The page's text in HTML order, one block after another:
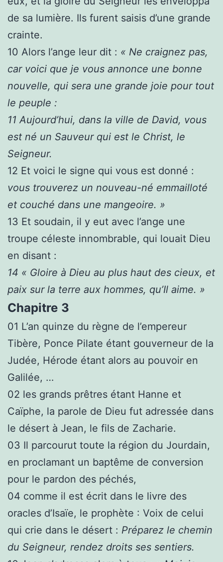
de sa lumière. Ils furent saisis d’une grande
crainte.
10 Alors l’ange leur dit : « Ne craignez pas,
car voici que je vous annonce une bonne
nouvelle, qui sera une grande joie pour tout
le peuple :
11 Aujourd’hui, dans la ville de David, vous
est né un Sauveur qui est le Christ, le
Seigneur.
12 Et voici le signe qui vous est donné :
vous trouverez un nouveau-né emmailloté
et couché dans une mangeoire. »
13 Et soudain, il y eut avec l’ange une
troupe céleste innombrable, qui louait Dieu
en disant :
14 « Gloire à Dieu au plus haut des cieux, et
paix sur la terre aux hommes, qu’Il aime. »
Chapitre 3
01 L’an quinze du règne de l’empereur
Tibère, Ponce Pilate étant gouverneur de la
Judée, Hérode étant alors au pouvoir en
Galilée, …
02 les grands prêtres étant Hanne et
Caïphe, la parole de Dieu fut adressée dans
le désert à Jean, le fils de Zacharie.
03 Il parcourut toute la région du Jourdain,
en proclamant un baptême de conversion
pour le pardon des péchés,
04 comme il est écrit dans le livre des
oracles d’Isaïe, le prophète : Voix de celui
qui crie dans le désert : Préparez le chemin
du Seigneur, rendez droits ses sentiers.